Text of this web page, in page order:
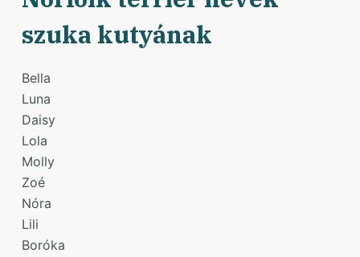
szuka kutyának
Bella
Luna
Daisy
Lola
Molly
Zoé
Nóra
Lili
Boróka